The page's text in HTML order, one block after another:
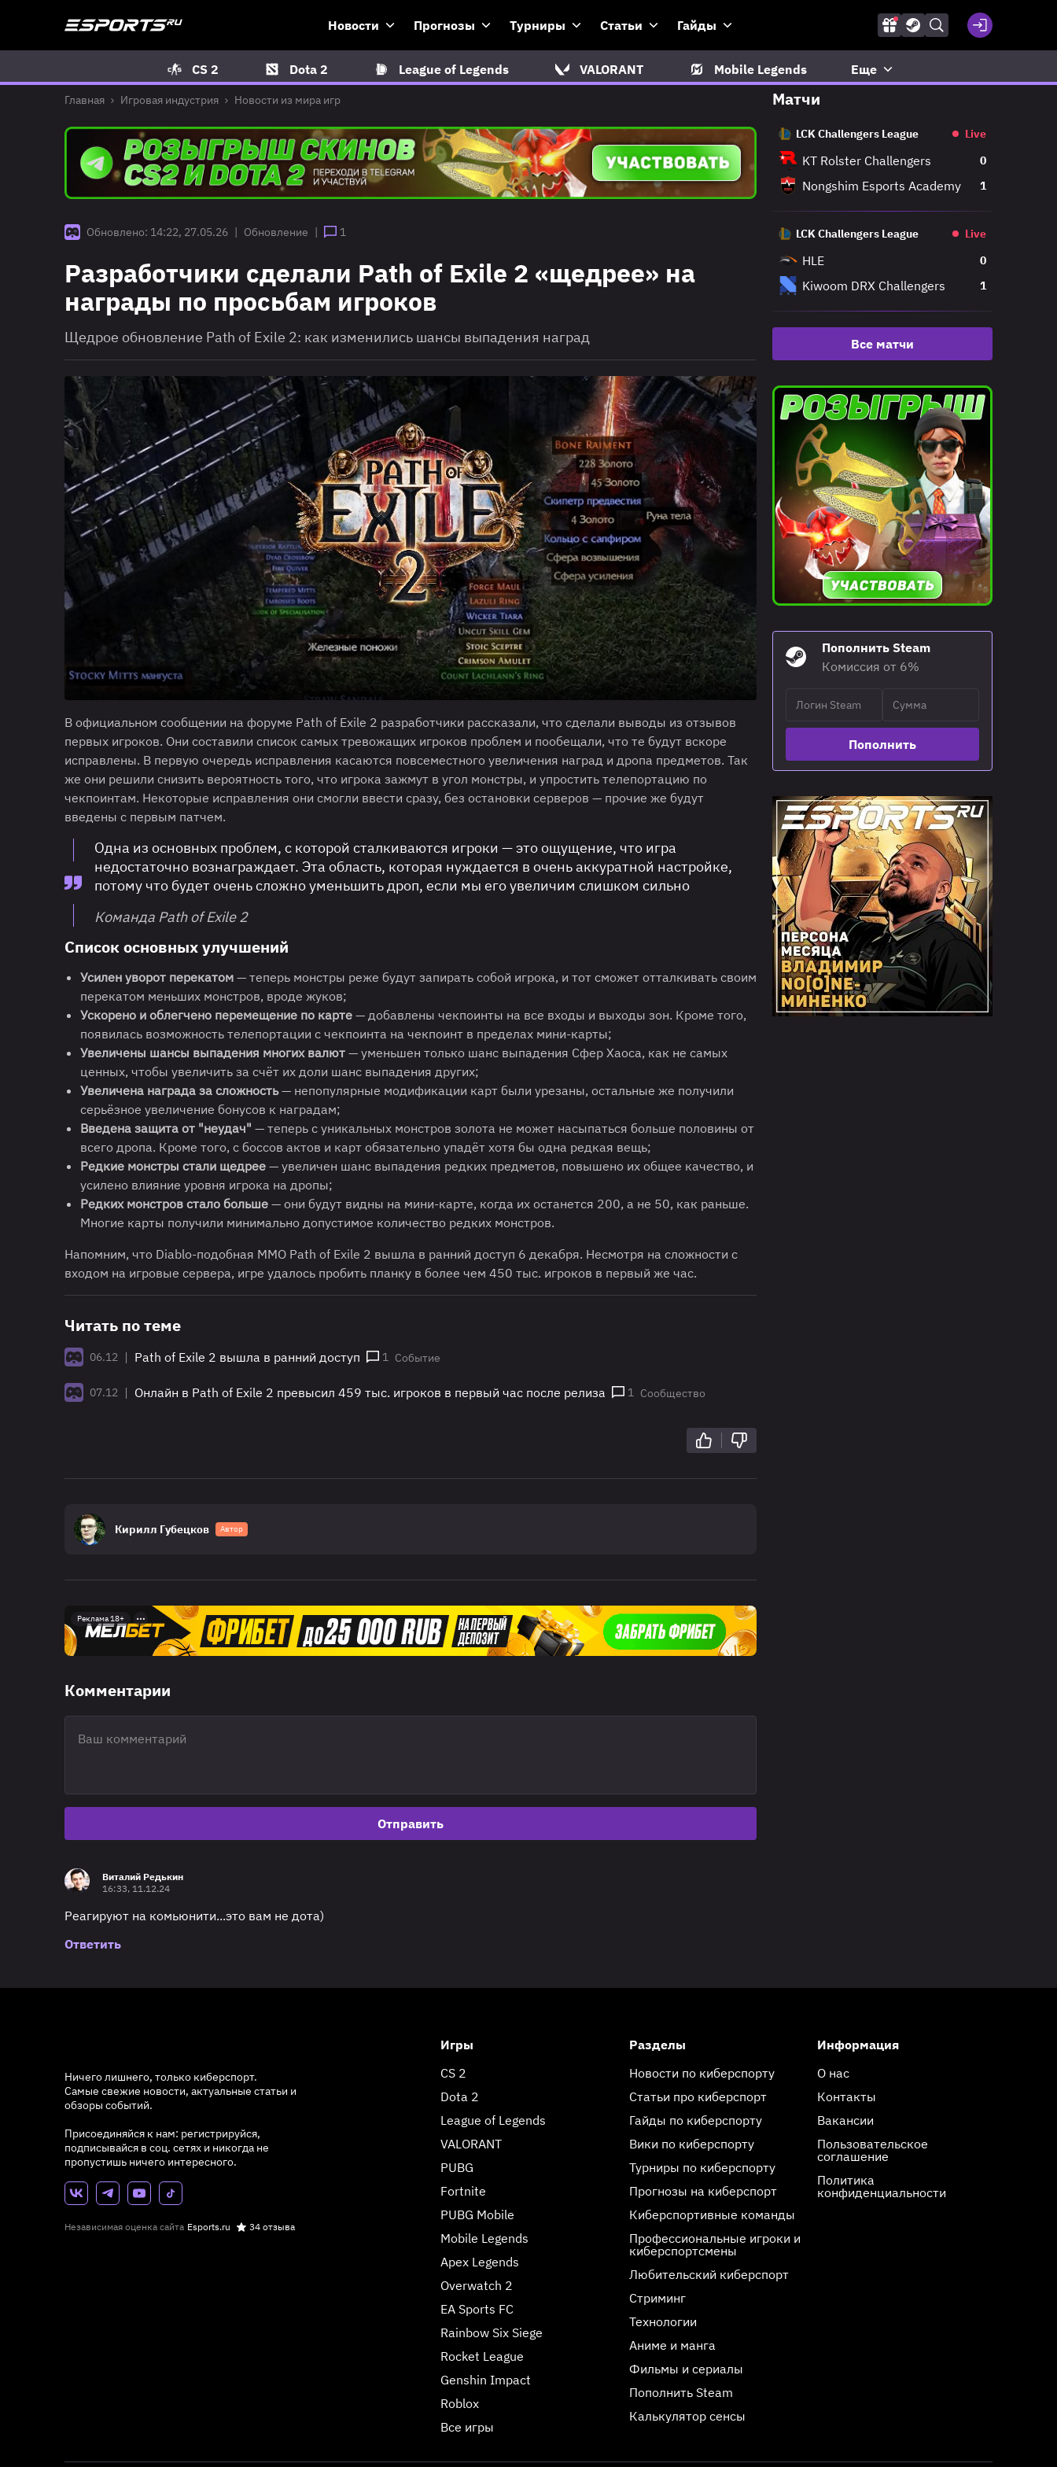
Новости Прогнозы Турниры Статьи Гайды
CS 2 Dota 2 League of Legends VALORANT Mobile Legends Еще
Главная Игровая индустрия Новости из мира игр
Обновлено: 14:22, 27.05.26 | Обновление | 1
Разработчики сделали Path of Exile 2 «щедрее» на
награды по просьбам игроков
Щедрое обновление Path of Exile 2: как изменились шансы выпадения наград
В официальном сообщении на форуме Path of Exile 2 разработчики рассказали, что сделали выводы из отзывов
первых игроков. Они составили список самых тревожащих игроков проблем и пообещали, что те будут вскоре
исправлены. В первую очередь исправления касаются повсеместного увеличения наград и дропа предметов. Так
же они решили снизить вероятность того, что игрока зажмут в угол монстры, и упростить телепортацию по
чекпоинтам. Некоторые исправления они смогли ввести сразу, без остановки серверов — прочие же будут
введены с первым патчем.
Одна из основных проблем, с которой сталкиваются игроки — это ощущение, что игра
недостаточно вознаграждает. Эта область, которая нуждается в очень аккуратной настройке,
потому что будет очень сложно уменьшить дроп, если мы его увеличим слишком сильно
Команда Path of Exile 2
Список основных улучшений
Усилен уворот перекатом — теперь монстры реже будут запирать собой игрока, и тот сможет отталкивать своим
перекатом меньших монстров, вроде жуков;
Ускорено и облегчено перемещение по карте — добавлены чекпоинты на все входы и выходы зон. Кроме того,
появилась возможность телепортации с чекпоинта на чекпоинт в пределах мини-карты;
Увеличены шансы выпадения многих валют — уменьшен только шанс выпадения Сфер Хаоса, как не самых
ценных, чтобы увеличить за счёт их доли шанс выпадения других;
Увеличена награда за сложность— непопулярные модификации карт были урезаны, остальные же получили
серьёзное увеличение бонусов к наградам;
Введена защита от "неудач" — теперь с уникальных монстров золота не может насыпаться больше половины от
всего дропа. Кроме того, с боссов актов и карт обязательно упадёт хотя бы одна редкая вещь;
Редкие монстры стали щедрее — увеличен шанс выпадения редких предметов, повышено их общее качество, и
усилено влияние уровня игрока на дропы;
Редких монстров стало больше — они будут видны на мини-карте, когда их останется 200, а не 50, как раньше.
Многие карты получили минимально допустимое количество редких монстров.
Напомним, что Diablo-подобная MMO Path of Exile 2 вышла в ранний доступ 6 декабря. Несмотря на сложности с
входом на игровые сервера, игре удалось пробить планку в более чем 450 тыс. игроков в первый же час.
Читать по теме
06.12 | Path of Exile 2 вышла в ранний доступ 1 Событие
07.12 | Онлайн в Path of Exile 2 превысил 459 тыс. игроков в первый час после релиза 1 Сообщество
Кирилл Губецков Автор
Реклама 18+
Комментарии
Отправить
Виталий Редькин
16:33, 11.12.24
Реагируют на комьюнити...это вам не дота)
Ответить
Матчи
LCK Challengers League Live
KT Rolster Challengers 0
Nongshim Esports Academy 1
LCK Challengers League Live
HLE 0
Kiwoom DRX Challengers 1
Все матчи
Пополнить Steam
Комиссия от 6%
Пополнить
Ничего лишнего, только киберспорт.
Самые свежие новости, актуальные статьи и
обзоры событий.
Присоединяйся к нам: регистрируйся,
подписывайся в соц. сетях и никогда не
пропустишь ничего интересного.
Независимая оценка сайта Esports.ru 34 отзыва
Игры
CS 2
Dota 2
League of Legends
VALORANT
PUBG
Fortnite
PUBG Mobile
Mobile Legends
Apex Legends
Overwatch 2
EA Sports FC
Rainbow Six Siege
Rocket League
Genshin Impact
Roblox
Все игры
Разделы
Новости по киберспорту
Статьи про киберспорт
Гайды по киберспорту
Вики по киберспорту
Турниры по киберспорту
Прогнозы на киберспорт
Киберспортивные команды
Профессиональные игроки и
киберспортсмены
Любительский киберспорт
Стриминг
Технологии
Аниме и манга
Фильмы и сериалы
Пополнить Steam
Калькулятор сенсы
Информация
О нас
Контакты
Вакансии
Пользовательское
соглашение
Политика
конфиденциальности